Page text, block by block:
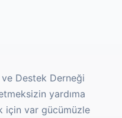
Destek Derneği
yardıma
için var gücümüzle